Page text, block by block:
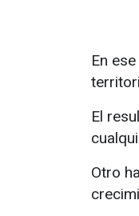
En
El
Otro